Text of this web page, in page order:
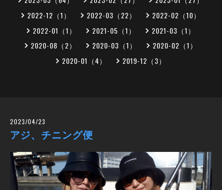
2022-12（1）
2022-03（22）
2022-02（10）
2022-01（1）
2021-05（1）
2021-03（1）
2020-08（2）
2020-03（1）
2020-02（1）
2020-01（4）
2019-12（3）
2023/04/23
アジ、チニング便